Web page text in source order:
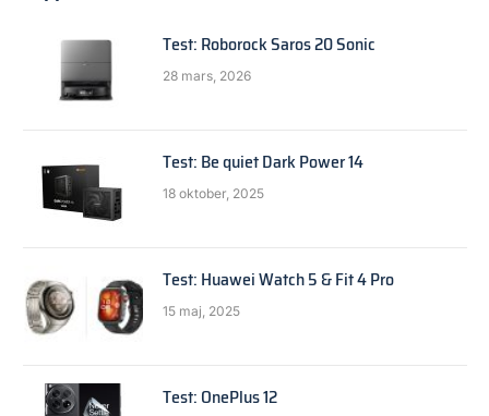
Test: Roborock Saros 20 Sonic
28 mars, 2026
Test: Be quiet Dark Power 14
18 oktober, 2025
Test: Huawei Watch 5 & Fit 4 Pro
15 maj, 2025
Test: OnePlus 12